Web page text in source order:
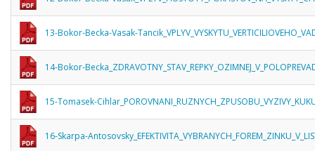
13-Bokor-Becka-Vasak-
14-Bokor-
15-Tomasek-
16-Skarpa-